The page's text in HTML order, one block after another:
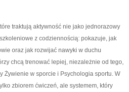
traktują aktywność nie jako jednorazowy
z codziennością: pokazuje, jak
oraz jak rozwijać nawyki w duchu
chcą trenować lepiej, niezależnie od tego,
Żywienie w sporcie i Psychologia sportu. W
zbiorem ćwiczeń, ale systemem, który